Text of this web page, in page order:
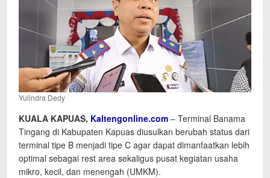
Yulindra Dedy
KUALA KAPUAS, Kaltengonline.com – Terminal Banama
Tingang di Kabupaten Kapuas diusulkan berubah status dari
terminal tipe B menjadi tipe C agar dapat dimanfaatkan lebih
optimal sebagai rest area sekaligus pusat kegiatan usaha
mikro, kecil, dan menengah (UMKM).